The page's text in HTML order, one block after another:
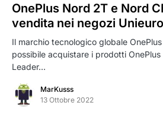
OnePlus Nord 2T e Nord
vendita nei negozi Unieuro
Il marchio tecnologico globale
possibile acquistare i prodotti
Leader…
MarKusss
13 Ottobre 2022